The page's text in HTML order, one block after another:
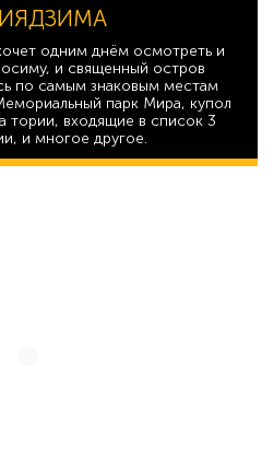
одним днём осмотреть и
и священный остров
по самым знаковым местам
парк Мира, купол
тории, входящие в список 3
и многое другое.